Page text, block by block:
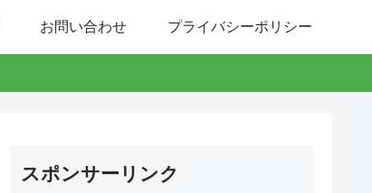
お問い合わせ プライバシーポリシー
スポンサーリンク